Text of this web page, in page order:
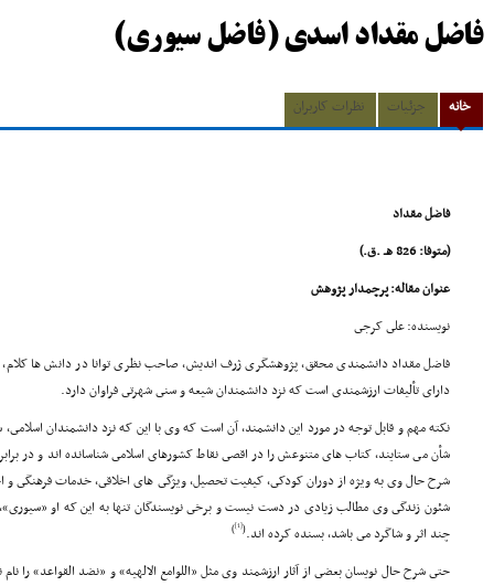
فاضل مقداد اسدی (فاضل سیوری)
خانه جزئیات نظرات کاربران
فاضل مقداد
(متوفا: 826 هـ .ق.)
عنوان مقاله: پرچمدار پژوهش
نویسنده: على کرجى
فاضل مقداد دانشمندى محقق، پژوهشگرى ژرف اندیش، صاحب نظرى توانا در دانش ها کلام،
داراى تألیفات ارزشمندى است که نزد دانشمندان شیعه و سنى شهرتى فراوان دارد.
نکته مهم و قابل توجه در مورد این دانشمند، آن است که وى با این که نزد دانشمندان
شأن مى ستایند، کتاب هاى متنوعش را در اقصى نقاط کشورهاى اسلامى شناسانده اند و در
شرح حال وى به ویژه از دوران کودکى، کیفیت تحصیل، ویژگى هاى اخلاقى، خدمات فرهنگى و
شئون زندگى وى مطالب زیادى در دست نیست و برخى نویسندگان تنها به این که او
چند اثر و شاگرد مى باشد، بسنده کرده اند.(
[1]
)
حتى شرح حال نویسان بعضى از آثار ارزشمند وى مثل «اللوامع الالهیه» و «نضد القواعد» را نام